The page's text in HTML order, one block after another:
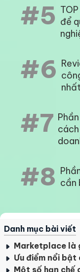
#5 để
#6
#7
#8 cần
Danh mục bài viết
Marketplace là
Ưu điểm nổi bật của mô
Một số hạn chế